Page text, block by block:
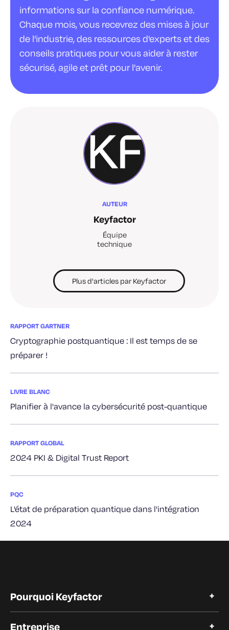
informations sur la confiance numérique.
Chaque mois, vous recevrez des mises à jour
de l'industrie, des ressources d'experts et des
conseils pratiques pour vous aider à rester
sécurisé, agile et prêt pour l'avenir.
AUTEUR
Keyfactor
Équipe
technique
Plus d'articles par Keyfactor
RAPPORT GARTNER
Cryptographie postquantique : Il est temps de se
préparer !
LIVRE BLANC
Planifier à l'avance la cybersécurité post-quantique
RAPPORT GLOBAL
2024 PKI & Digital Trust Report
PQC
L'état de préparation quantique dans l'intégration
2024
Pourquoi Keyfactor
Témoignages de clients
Entreprise